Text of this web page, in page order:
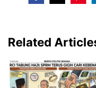
Related